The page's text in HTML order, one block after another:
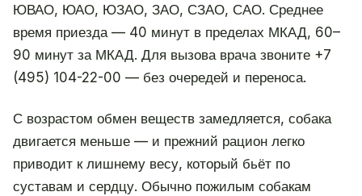
ЮВАО, ЮАО, ЮЗАО, ЗАО, СЗАО, САО. Среднее
время приезда — 40 минут в пределах МКАД, 60–
90 минут за МКАД. Для вызова врача звоните +7
(495) 104-22-00 — без очередей и переноса.
С возрастом обмен веществ замедляется, собака
двигается меньше — и прежний рацион легко
приводит к лишнему весу, который бьёт по
суставам и сердцу. Обычно пожилым собакам